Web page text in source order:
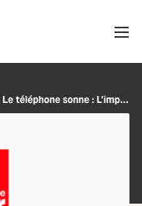
OK
[REPLAY] Le téléphone sonne : L’impuissance de l’État face aux mutations industrielles